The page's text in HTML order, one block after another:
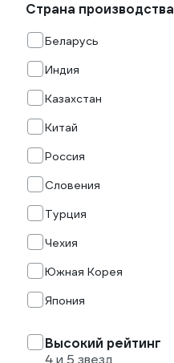
Страна производства
Беларусь
Индия
Казахстан
Китай
Россия
Словения
Турция
Чехия
Южная Корея
Япония
Высокий рейтинг
4 и 5 звезд